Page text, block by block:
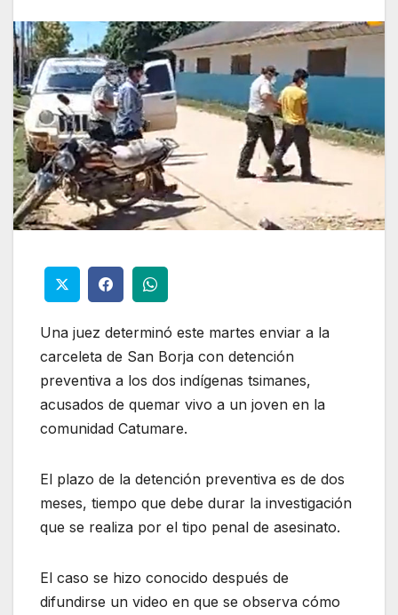
Una juez determinó este martes enviar a la
carceleta de San Borja con detención
preventiva a los dos indígenas tsimanes,
acusados de quemar vivo a un joven en la
comunidad Catumare.
El plazo de la detención preventiva es de dos
meses, tiempo que debe durar la investigación
que se realiza por el tipo penal de asesinato.
El caso se hizo conocido después de
difundirse un video en que se observa cómo